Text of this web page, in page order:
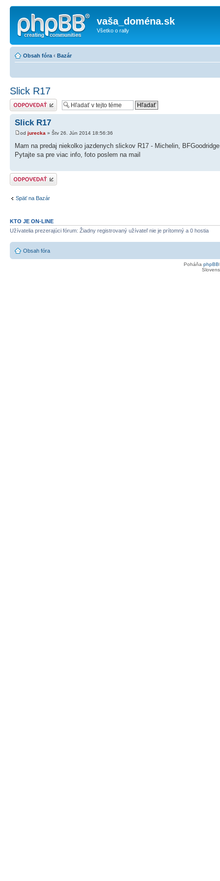
vaša_doména.sk
Všetko o rally
Obsah fóra ‹ Bazár
Slick R17
Odoslať odpoveď
Slick R17
od jurecka » Štv 26. Jún 2014 18:56:36
Mam na predaj niekolko jazdenych slickov R17 - Michelin,
Pytajte sa pre viac info, foto poslem na mail
Odoslať odpoveď
Späť na Bazár
KTO JE ON-LINE
Užívatelia prezerajúci fórum: Žiadny registrovaný užívateľ nie je prítomný a 0 hostia
Obsah fóra
Poháňa phpBB